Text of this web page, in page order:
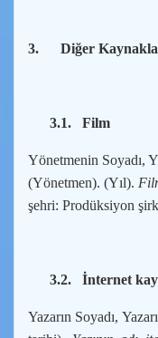
3. Diğer
3.1. Film
Yönetmenin Soyadı,
(Yönetmen). (Yıl).
şehri: Prodüksiyon
3.2. İnternet
Yazarın Soyadı,